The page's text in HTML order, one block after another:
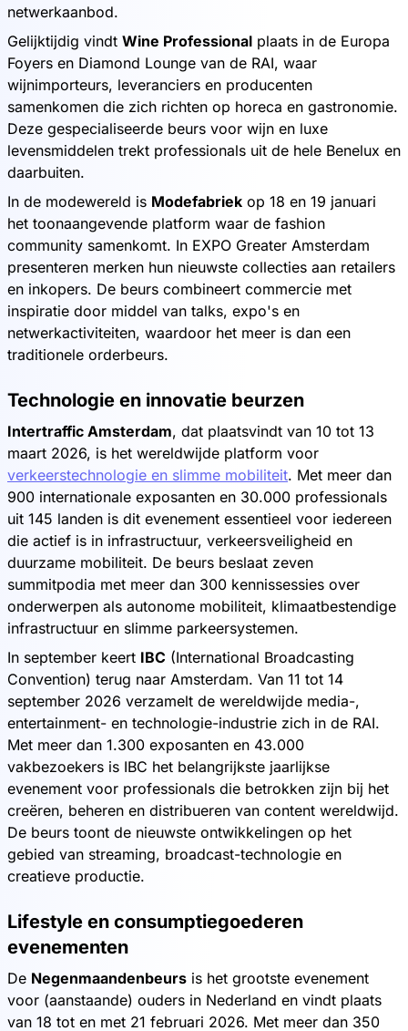
netwerkaanbod.
Gelijktijdig vindt Wine Professional plaats in de Europa
Foyers en Diamond Lounge van de RAI, waar
wijnimporteurs, leveranciers en producenten
samenkomen die zich richten op horeca en gastronomie.
Deze gespecialiseerde beurs voor wijn en luxe
levensmiddelen trekt professionals uit de hele Benelux en
daarbuiten.
In de modewereld is Modefabriek op 18 en 19 januari
het toonaangevende platform waar de fashion
community samenkomt. In EXPO Greater Amsterdam
presenteren merken hun nieuwste collecties aan retailers
en inkopers. De beurs combineert commercie met
inspiratie door middel van talks, expo's en
netwerkactiviteiten, waardoor het meer is dan een
traditionele orderbeurs.
Technologie en innovatie beurzen
Intertraffic Amsterdam, dat plaatsvindt van 10 tot 13
maart 2026, is het wereldwijde platform voor
verkeerstechnologie en slimme mobiliteit. Met meer dan
900 internationale exposanten en 30.000 professionals
uit 145 landen is dit evenement essentieel voor iedereen
die actief is in infrastructuur, verkeersveiligheid en
duurzame mobiliteit. De beurs beslaat zeven
summitpodia met meer dan 300 kennissessies over
onderwerpen als autonome mobiliteit, klimaatbestendige
infrastructuur en slimme parkeersystemen.
In september keert IBC (International Broadcasting
Convention) terug naar Amsterdam. Van 11 tot 14
september 2026 verzamelt de wereldwijde media-,
entertainment- en technologie-industrie zich in de RAI.
Met meer dan 1.300 exposanten en 43.000
vakbezoekers is IBC het belangrijkste jaarlijkse
evenement voor professionals die betrokken zijn bij het
creëren, beheren en distribueren van content wereldwijd.
De beurs toont de nieuwste ontwikkelingen op het
gebied van streaming, broadcast-technologie en
creatieve productie.
Lifestyle en consumptiegoederen
evenementen
De Negenmaandenbeurs is het grootste evenement
voor (aanstaande) ouders in Nederland en vindt plaats
van 18 tot en met 21 februari 2026. Met meer dan 350